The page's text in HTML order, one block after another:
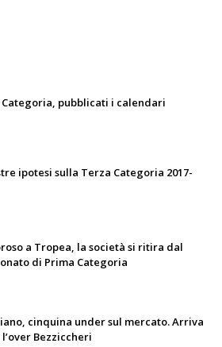
pubblicati i calendari
ipotesi sulla Terza Categoria 2017-
a Tropea, la società si ritira dal
di Prima Categoria
cinquina under sul mercato. Arriva
Bezziccheri